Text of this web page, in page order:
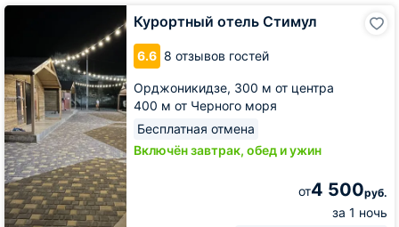
Курортный отель Стимул
6.6 8 отзывов гостей
Орджоникидзе, 300 м от центра
400 м от Черного моря
Бесплатная отмена
Включён завтрак, обед и ужин
от4 500руб.
за 1 ночь
Курортный